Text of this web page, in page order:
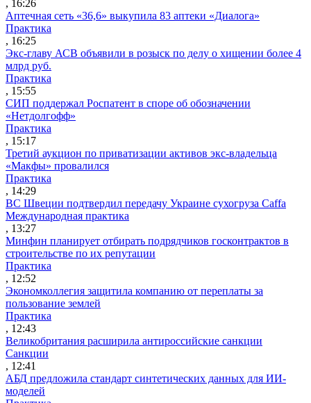
, 16:26
Аптечная сеть «36,6» выкупила 83 аптеки «Диалога»
Практика
, 16:25
Экс-главу АСВ объявили в розыск по делу о хищении более 4
млрд руб.
Практика
, 15:55
СИП поддержал Роспатент в споре об обозначении
«Нетдолгофф»
Практика
, 15:17
Третий аукцион по приватизации активов экс-владельца
«Макфы» провалился
Практика
, 14:29
ВС Швеции подтвердил передачу Украине сухогруза Caffa
Международная практика
, 13:27
Минфин планирует отбирать подрядчиков госконтрактов в
строительстве по их репутации
Практика
, 12:52
Экономколлегия защитила компанию от переплаты за
пользование землей
Практика
, 12:43
Великобритания расширила антироссийские санкции
Санкции
, 12:41
АБД предложила стандарт синтетических данных для ИИ-
моделей